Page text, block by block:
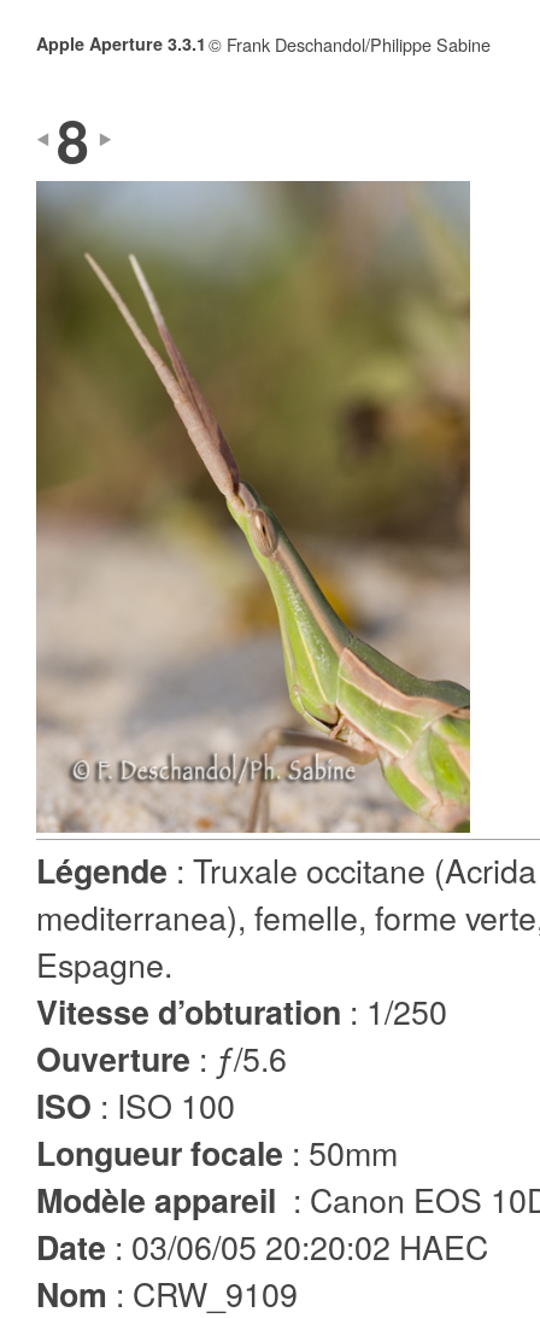
Apple Aperture 3.3.1 © Frank Deschandol/Philippe Sabine
8
Légende : Truxale occitane
mediterranea), femelle, forme
Espagne.
Vitesse d’obturation : 1/250
Ouverture : ƒ/5.6
ISO : ISO 100
Longueur focale : 50mm
Modèle appareil : Canon EOS
Date : 03/06/05 20:20:02 HAEC
Nom : CRW_9109